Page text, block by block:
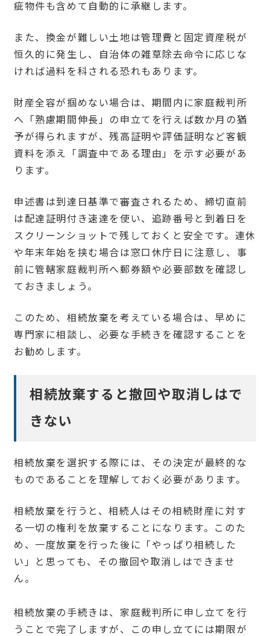
疵物件も含めて自動的に承継します。
また、換金が難しい土地は管理費と固定資産税が
恒久的に発生し、自治体の雑草除去命令に応じな
ければ過料を科される恐れもあります。
財産全容が掴めない場合は、期間内に家庭裁判所
へ「熟慮期間伸長」の申立てを行えば数か月の猶
予が得られますが、残高証明や評価証明など客観
資料を添え「調査中である理由」を示す必要があ
ります。
申述書は到達日基準で審査されるため、締切直前
は配達証明付き速達を使い、追跡番号と到着日を
スクリーンショットで残しておくと安全です。連休
や年末年始を挟む場合は窓口休庁日に注意し、事
前に管轄家庭裁判所へ郵券額や必要部数を確認し
ておきましょう。
このため、相続放棄を考えている場合は、早めに
専門家に相談し、必要な手続きを確認することを
お勧めします。
相続放棄すると撤回や取消しはで
きない
相続放棄を選択する際には、その決定が最終的な
ものであることを理解しておく必要があります。
相続放棄を行うと、相続人はその相続財産に対す
る一切の権利を放棄することになります。このた
め、一度放棄を行った後に「やっぱり相続した
い」と思っても、その撤回や取消しはできませ
ん。
相続放棄の手続きは、家庭裁判所に申し立てを行
うことで完了しますが、この申し立てには期限が